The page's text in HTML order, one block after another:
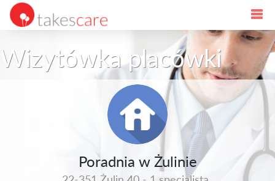
Wizytówka placówki
Poradnia w Żulinie